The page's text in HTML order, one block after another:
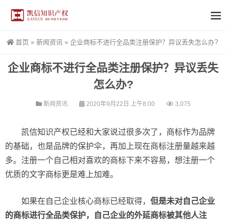
首页 » 新闻资讯 » 企业商标不进行全品类注册保护？异议丢失怎么办?
企业商标不进行全品类注册保护？异议丢失
怎么办?
新闻资讯 2020年9月22日 上午8:00 3,075
凯信知识产权已经和大家说过很多次了，商标作为品牌
的基础，也是品牌的保护伞，再加上现在商标注册量越来越
多。注册一个自己相对喜欢的商标下来不容易，想注册一个
优质的文字商标更是难上加难。
如果在自己企业核心商标已经取得， 但是未对自己企业
的商标进行全品类保护，自己企业的外延商标被其他人注